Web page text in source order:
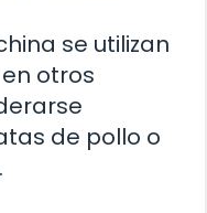
se utilizan
otros
de pollo o